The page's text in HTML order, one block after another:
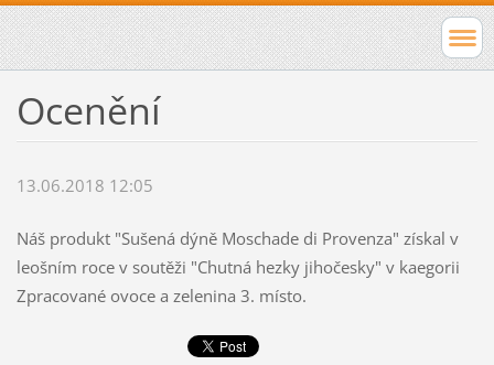
Ocenění
13.06.2018 12:05
Náš produkt "Sušená dýně Moschade di Provenza" získal v
leošním roce v soutěži "Chutná hezky jihočesky" v kaegorii
Zpracované ovoce a zelenina 3. místo.